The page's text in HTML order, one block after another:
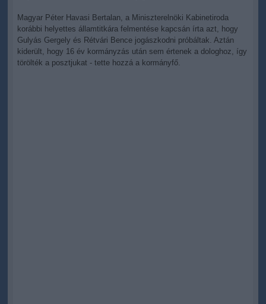
Magyar Péter Havasi Bertalan, a Miniszterelnöki Kabinetiroda
korábbi helyettes államtitkára felmentése kapcsán írta azt, hogy
Gulyás Gergely és Rétvári Bence jogászkodni próbáltak. Aztán
kiderült, hogy 16 év kormányzás után sem értenek a dologhoz, így
törölték a posztjukat - tette hozzá a kormányfő.